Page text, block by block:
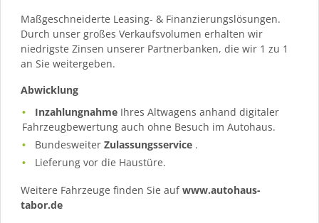
Maßgeschneiderte Leasing- & Finanzierungslösungen.
Durch unser großes Verkaufsvolumen erhalten wir
niedrigste Zinsen unserer Partnerbanken, die wir 1 zu 1
an Sie weitergeben.
Abwicklung
Inzahlungnahme Ihres Altwagens anhand digitaler
Fahrzeugbewertung auch ohne Besuch im Autohaus.
BundesweiterZulassungsservice .
Lieferung vor die Haustüre.
Weitere Fahrzeuge finden Sie aufwww.autohaus-
tabor.de